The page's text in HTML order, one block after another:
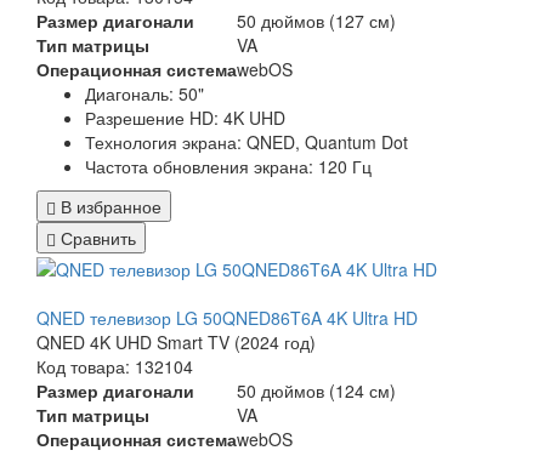
Размер диагонали
50 дюймов (127 см)
Тип матрицы
VA
Операционная системаwebOS
Диагональ: 50"
Разрешение HD: 4K UHD
Технология экрана: QNED, Quantum Dot
Частота обновления экрана: 120 Гц
В избранное
Сравнить
QNED телевизор LG 50QNED86T6A 4K Ultra HD
QNED 4K UHD Smart TV (2024 год)
Код товара: 132104
Размер диагонали
50 дюймов (124 см)
Тип матрицы
VA
Операционная системаwebOS